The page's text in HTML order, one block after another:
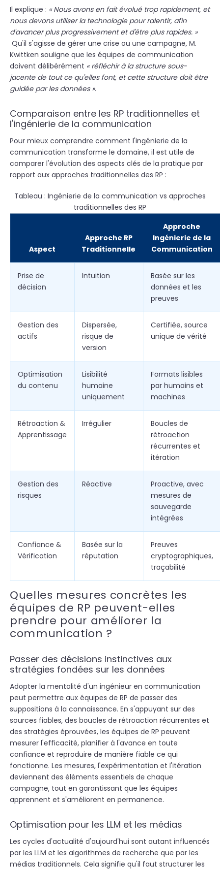
Il explique : « Nous avons en fait évolué trop rapidement, et
nous devons utiliser la technologie pour ralentir, afin
d'avancer plus progressivement et d'être plus rapides. »
Qu'il s'agisse de gérer une crise ou une campagne, M.
Kwittken souligne que les équipes de communication
doivent délibérément « réfléchir à la structure sous-
jacente de tout ce qu'elles font, et cette structure doit être
guidée par les données ».
Comparaison entre les RP traditionnelles et
l'ingénierie de la communication
Pour mieux comprendre comment l'ingénierie de la
communication transforme le domaine, il est utile de
comparer l'évolution des aspects clés de la pratique par
rapport aux approches traditionnelles des RP :
Tableau : Ingénierie de la communication vs approches
traditionnelles des RP
Aspect
Approche RP
Traditionnelle
Approche
Ingénierie de la
Communication
Prise de
décision
Intuition
Basée sur les
données et les
preuves
Gestion des
actifs
Dispersée,
risque de
version
Certifiée, source
unique de vérité
Optimisation
du contenu
Lisibilité
humaine
uniquement
Formats lisibles
par humains et
machines
Rétroaction &
Apprentissage
Irrégulier
Boucles de
rétroaction
récurrentes et
itération
Gestion des
risques
Réactive
Proactive, avec
mesures de
sauvegarde
intégrées
Confiance &
Vérification
Basée sur la
réputation
Preuves
cryptographiques,
traçabilité
Quelles mesures concrètes les
équipes de RP peuvent-elles
prendre pour améliorer la
communication ?
Passer des décisions instinctives aux
stratégies fondées sur les données
Adopter la mentalité d'un ingénieur en communication
peut permettre aux équipes de RP de passer des
suppositions à la connaissance. En s'appuyant sur des
sources fiables, des boucles de rétroaction récurrentes et
des stratégies éprouvées, les équipes de RP peuvent
mesurer l'efficacité, planifier à l'avance en toute
confiance et reproduire de manière fiable ce qui
fonctionne. Les mesures, l'expérimentation et l'itération
deviennent des éléments essentiels de chaque
campagne, tout en garantissant que les équipes
apprennent et s'améliorent en permanence.
Optimisation pour les LLM et les médias
Les cycles d'actualité d'aujourd'hui sont autant influencés
par les LLM et les algorithmes de recherche que par les
médias traditionnels. Cela signifie qu'il faut structurer les